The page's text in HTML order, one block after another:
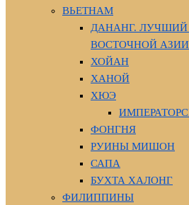
ВЬЕТНАМ
ДАНАНГ. ЛУЧШИЙ
ВОСТОЧНОЙ АЗИИ
ХОЙАН
ХАНОЙ
ХЮЭ
ФОНГНЯ
РУИНЫ МИШОН
САПА
БУХТА ХАЛОНГ
ФИЛИППИНЫ